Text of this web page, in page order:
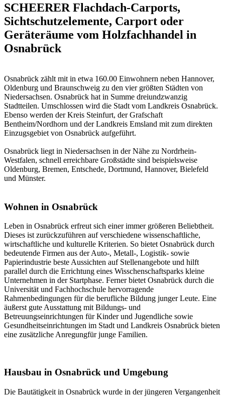
SCHEERER Flachdach-Carports,
Sichtschutzelemente, Carport oder
Geräteräume vom Holzfachhandel in
Osnabrück
Osnabrück zählt mit in etwa 160.00 Einwohnern neben Hannover,
Oldenburg und Braunschweig zu den vier größten Städten von
Niedersachsen. Osnabrück hat in Summe dreiundzwanzig
Stadtteilen. Umschlossen wird die Stadt vom Landkreis Osnabrück.
Ebenso werden der Kreis Steinfurt, der Grafschaft
Bentheim/Nordhorn und der Landkreis Emsland mit zum direkten
Einzugsgebiet von Osnabrück aufgeführt.
Osnabrück liegt in Niedersachsen in der Nähe zu Nordrhein-
Westfalen, schnell erreichbare Großstädte sind beispielsweise
Oldenburg, Bremen, Entschede, Dortmund, Hannover, Bielefeld
und Münster.
Wohnen in Osnabrück
Leben in Osnabrück erfreut sich einer immer größeren Beliebtheit.
Dieses ist zurückzuführen auf verschiedene wissenschaftliche,
wirtschaftliche und kulturelle Kriterien. So bietet Osnabrück durch
bedeutende Firmen aus der Auto-, Metall-, Logistik- sowie
Papierindustrie beste Aussichten auf Stellenangebote und hilft
parallel durch die Errichtung eines Wisschenschaftsparks kleine
Unternehmen in der Startphase. Ferner bietet Osnabrück durch die
Universität und Fachhochschule hervorragende
Rahmenbedingungen für die berufliche Bildung junger Leute. Eine
äußerst gute Ausstattung mit Bildungs- und
Betreuungseinrichtungen für Kinder und Jugendliche sowie
Gesundheitseinrichtungen im Stadt und Landkreis Osnabrück bieten
eine zusätzliche Anregungfür junge Familien.
Hausbau in Osnabrück und Umgebung
Die Bautätigkeit in Osnabrück wurde in der jüngeren Vergangenheit